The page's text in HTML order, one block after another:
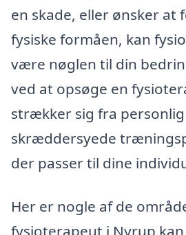
en skade, eller ønsker at
fysiske formåen, kan
være nøglen til din
ved at opsøge en
strækker sig fra
skræddersyede
der passer til dine
Her er nogle af de
fysioterapeut i Nyrup kan